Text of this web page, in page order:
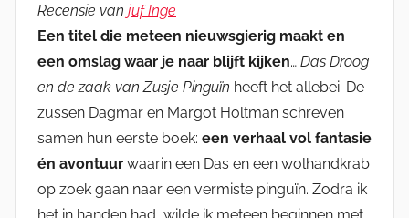
Recensie van juf Inge
Een titel die meteen nieuwsgierig maakt en
een omslag waar je naar blijft kijken… Das Droog
en de zaak van Zusje Pinguïn heeft het allebei. De
zussen Dagmar en Margot Holtman schreven
samen hun eerste boek: een verhaal vol fantasie
én avontuur waarin een Das en een wolhandkrab
op zoek gaan naar een vermiste pinguïn. Zodra ik